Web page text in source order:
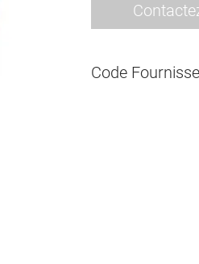
Code